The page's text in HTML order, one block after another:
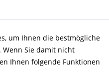
um Ihnen die bestmögliche
Sie damit nicht
Ihnen folgende Funktionen